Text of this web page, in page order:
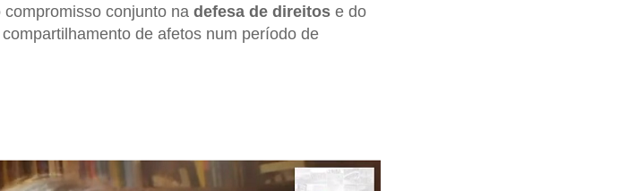
conjunto na defesa de direitose do
de afetos num período de